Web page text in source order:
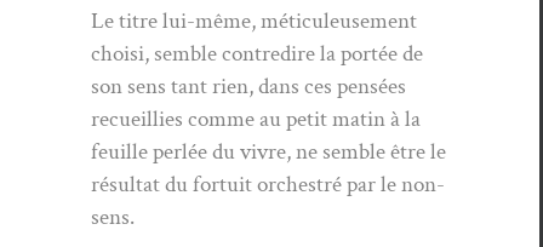
Le titre lui-même, métic­uleuse­ment
choisi, sem­ble con­tredire la portée de
son sens tant rien, dans ces pen­sées
recueil­lies comme au petit matin à la
feuille per­lée du vivre, ne sem­ble être le
résul­tat du for­tu­it orchestré par le non-
sens.